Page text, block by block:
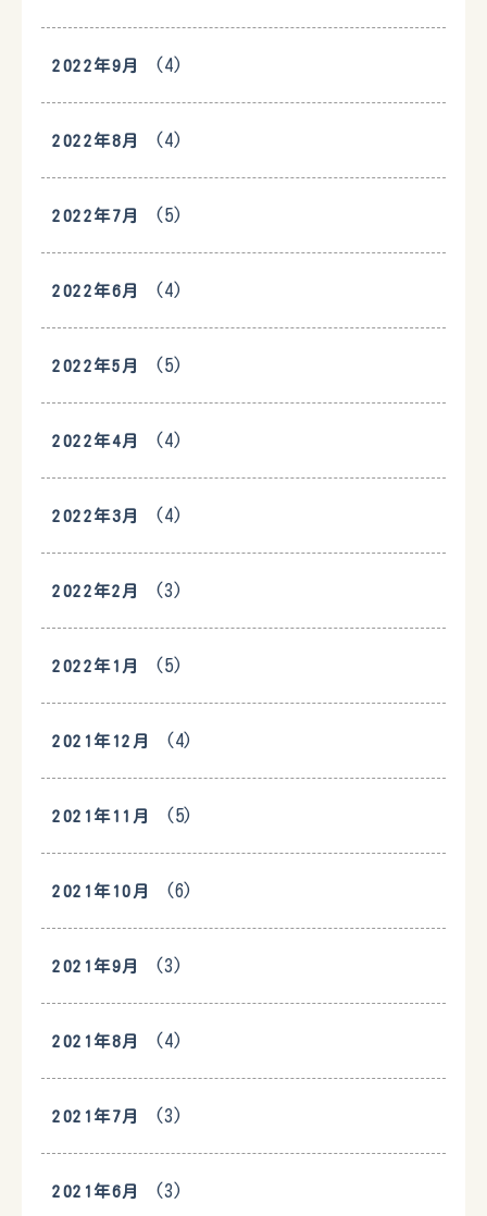
2022年9月 (4)
2022年8月 (4)
2022年7月 (5)
2022年6月 (4)
2022年5月 (5)
2022年4月 (4)
2022年3月 (4)
2022年2月 (3)
2022年1月 (5)
2021年12月 (4)
2021年11月 (5)
2021年10月 (6)
2021年9月 (3)
2021年8月 (4)
2021年7月 (3)
2021年6月 (3)